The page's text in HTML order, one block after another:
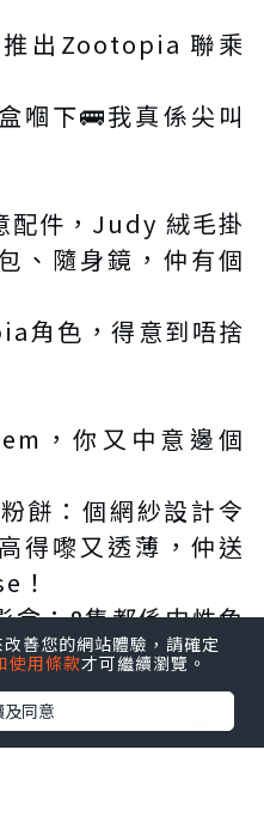
推出Zootopia 聯乘
嗰下🚌我真係尖叫
配件，Judy 絨毛掛
、隨身鏡，仲有個
角色，得意到唔捨
，你又中意邊個
餅：個網紗設計令
得嚟又透薄，仲送
！
盒：8隻都係中性色
、臥蠶，一盒搞
埋 Judy 造型蓋上
善您的網站體驗，請確定
使用條款才可繼續瀏覽。
同意